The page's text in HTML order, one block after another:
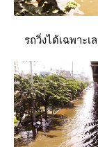
รถวิ่งได้เฉพาะ